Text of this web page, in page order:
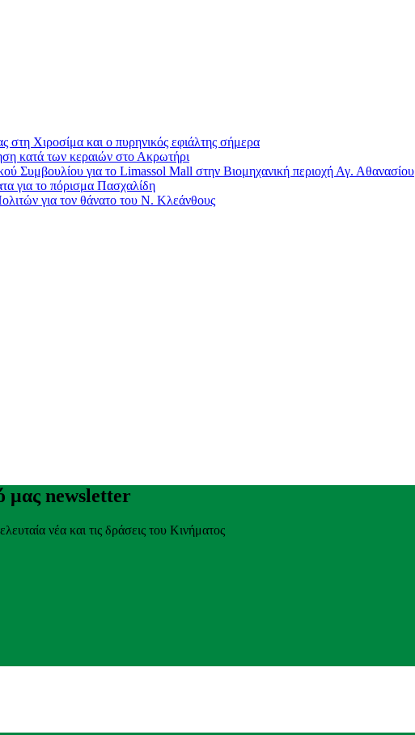
στη Χιροσίμα και ο πυρηνικός εφιάλτης σήμερα
κατά των κεραιών στο Ακρωτήρι
Συμβουλίου για το Limassol Mall στην Βιομηχανική περιοχή Αγ. Αθανασίου
για το πόρισμα Πασχαλίδη
για τον θάνατο του Ν. Κλεάνθους
μας newsletter
νέα και τις δράσεις του Κινήματος